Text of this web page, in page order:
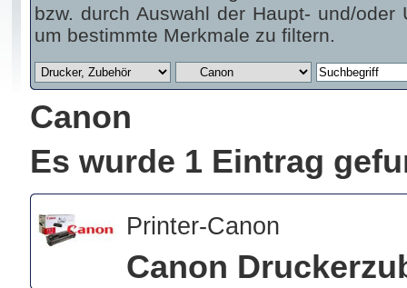
bzw. durch Auswahl der Haupt- und/
um bestimmte Merkmale zu filtern.
Canon
Es wurde 1 Eintrag
Printer-Canon
Canon